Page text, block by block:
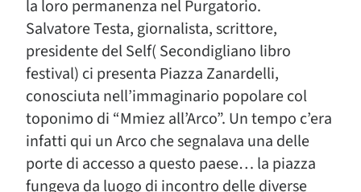
la loro permanenza nel Purgatorio.
Salvatore Testa, giornalista, scrittore,
presidente del Self( Secondigliano libro
festival) ci presenta Piazza Zanardelli,
conosciuta nell’immaginario popolare col
toponimo di “Mmiez all’Arco”. Un tempo c’era
infatti qui un Arco che segnalava una delle
porte di accesso a questo paese… la piazza
fungeva da luogo di incontro delle diverse